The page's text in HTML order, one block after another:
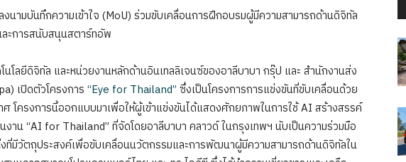
นามบันทึกความเข้าใจ (MoU) ร่วมขับเคลื่อนการฝึกอบรมผู้มีความสามารถด้านดิจิทัล
ะการสนับสนุนสตาร์ทอัพ
นโลยีดิจิทัล และหน่วยงานหลักด้านอินเทลลิเจนซ์ของอาลีบาบา กรุ๊ป และ สำนักงานส่ง
เปิดตัวโครงการ“Eye for Thailand” ซึ่งเป็นโครงการการแข่งขันที่ขับเคลื่อนด้วย
ศ โครงการนี้ออกแบบมาเพื่อให้ผู้เข้าแข่งขันได้แสดงศักยภาพในการใช้ AI สร้างสรรค์
งาน “AI for Thailand” ที่จัดโดยอาลีบาบา คลาวด์ ในกรุงเทพฯ นับเป็นความร่วมมือ
มีวัตถุประสงค์เพื่อขับเคลื่อนนวัตกรรมและการพัฒนาผู้มีความสามารถด้านดิจิทัลใน